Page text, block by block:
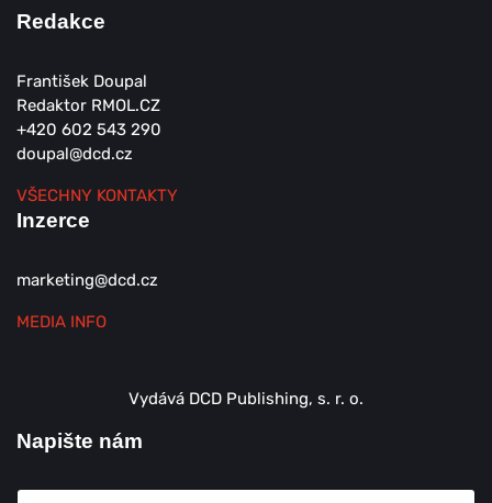
Redakce
František Doupal
Redaktor RMOL.CZ
+420 602 543 290
doupal@dcd.cz
VŠECHNY KONTAKTY
Inzerce
marketing@dcd.cz
MEDIA INFO
Vydává DCD Publishing, s. r. o.
Napište nám